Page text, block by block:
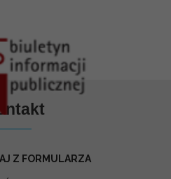
Z FORMULARZA